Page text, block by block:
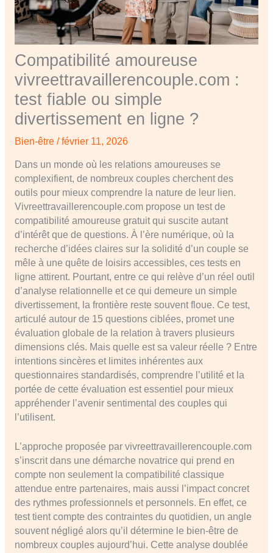
Compatibilité amoureuse
vivreettravaillerencouple.com :
test fiable ou simple
divertissement en ligne ?
Bien-être/février 11, 2026
Dans un monde où les relations amoureuses se
complexifient, de nombreux couples cherchent des
outils pour mieux comprendre la nature de leur lien.
Vivreettravaillerencouple.com propose un test de
compatibilité amoureuse gratuit qui suscite autant
d’intérêt que de questions. À l’ère numérique, où la
recherche d’idées claires sur la solidité d’un couple se
mêle à une quête de loisirs accessibles, ces tests en
ligne attirent. Pourtant, entre ce qui relève d’un réel outil
d’analyse relationnelle et ce qui demeure un simple
divertissement, la frontière reste souvent floue. Ce test,
articulé autour de 15 questions ciblées, promet une
évaluation globale de la relation à travers plusieurs
dimensions clés. Mais quelle est sa valeur réelle ? Entre
intentions sincères et limites inhérentes aux
questionnaires standardisés, comprendre l’utilité et la
portée de cette évaluation est essentiel pour mieux
appréhender l’avenir sentimental des couples qui
l’utilisent.
L’approche proposée par vivreettravaillerencouple.com
s’inscrit dans une démarche novatrice qui prend en
compte non seulement la compatibilité classique
attendue entre partenaires, mais aussi l’impact concret
des rythmes professionnels et personnels. En effet, ce
test tient compte des contraintes du quotidien, un angle
souvent négligé alors qu’il détermine le bien-être de
nombreux couples aujourd’hui. Cette analyse doublée